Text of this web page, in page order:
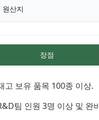
원산지
장점
고 보유 품목 100종 이상.
팀 인원 3명 이상 및 완